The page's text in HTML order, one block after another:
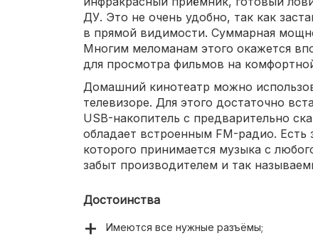
ДУ. Это не очень удобно, так как
в прямой видимости. Суммарная
Многим меломанам этого окажется
для просмотра фильмов на
Домашний кинотеатр можно
телевизоре. Для этого достаточно
USB-накопитель с предварительно
обладает встроенным FM-радио. Есть
которого принимается музыка с
забыт производителем и так
Достоинства
Имеются все нужные разъёмы;